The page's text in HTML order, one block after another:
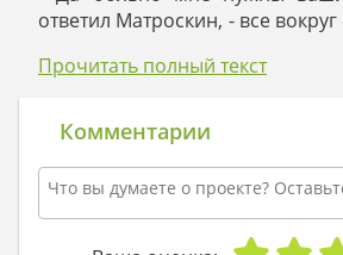
ответил Матроскин, - все
- Так в этом вся беда? -
оказывается, от нас жить
- Вот ты, Дядя Федор,
переиначивай: я сказал, что
говоришь, вы мне
построюсь, прямо здесь! И
Прочитать полный текст
Комментарии